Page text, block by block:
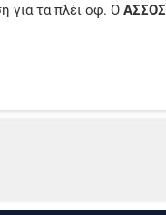
για τα πλέι οφ. Ο ΑΣΣΟΣ